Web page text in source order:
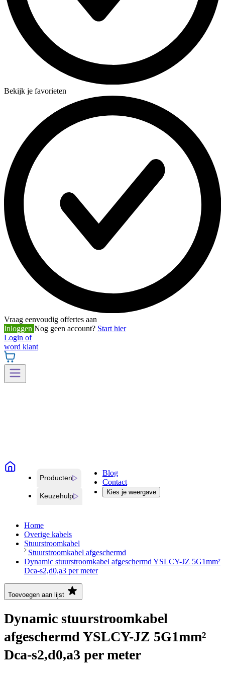
Bekijk je favorieten
Vraag eenvoudig offertes aan
Inloggen Nog geen account? Start hier
Login of
word klant
Producten
Keuzehulp
Blog
Contact
Kies je weergave
Home
Overige kabels
Stuurstroomkabel
Stuurstroomkabel afgeschermd
Dynamic stuurstroomkabel afgeschermd YSLCY-JZ 5G1mm²
Dca-s2,d0,a3 per meter
Toevoegen aan lijst
Dynamic stuurstroomkabel
afgeschermd YSLCY-JZ 5G1mm²
Dca-s2,d0,a3 per meter